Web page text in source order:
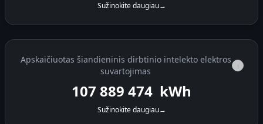
Sužinokite daugiau→
Apskaičiuotas šiandieninis dirbtinio intelekto elektros
suvartojimas
i
107 890 823 kWh
Sužinokite daugiau→